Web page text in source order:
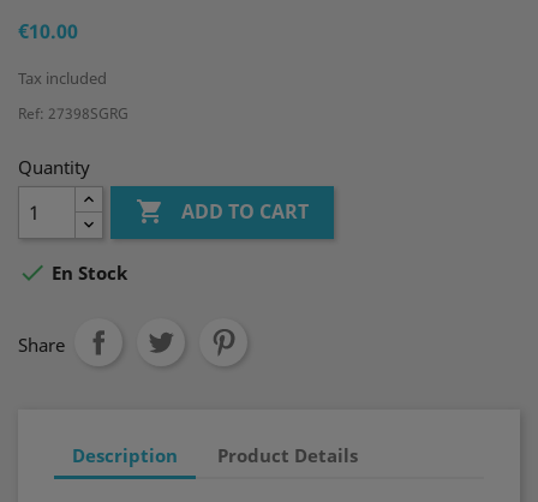
€10.00
Tax included
Ref: 27398SGRG
Quantity
 ADD TO CART
 En Stock
Share
Description Product Details